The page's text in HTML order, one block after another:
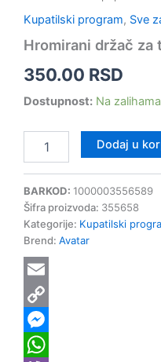
Kupatilski program, Sve
Hromirani držač za
350.00 RSD
Dostupnost: Na zalihama
Dodaj u
BARKOD: 1000003556589
Šifra proizvoda: 355658
Kategorije: Kupatilski
Brend: Avatar
Email
Copy
Link
Messenger